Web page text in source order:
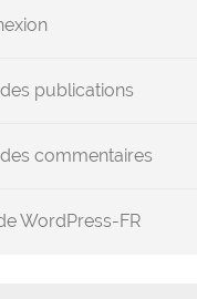
publications
commentaires
WordPress-FR